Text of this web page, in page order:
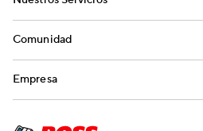
Envíos de Dinero
Recargas Internacionales
Comunidad
Blog
Historias del Sueño Americano
Empresa